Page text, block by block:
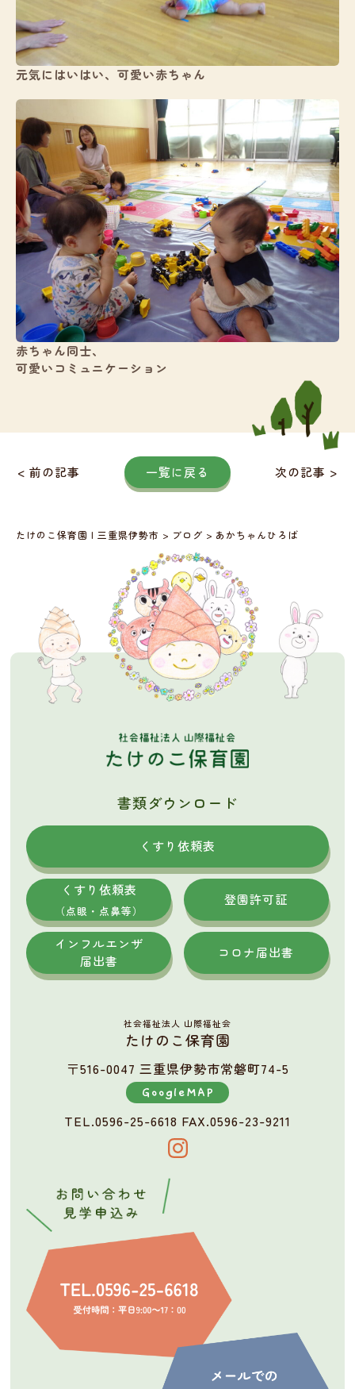
元気にはいはい、可愛い赤ちゃん
赤ちゃん同士、
可愛いコミュニケーション
< 前の記事 一覧に戻る 次の記事 >
たけのこ保育園 | 三重県伊勢市 > ブログ > あかちゃんひろば
書類ダウンロード
くすり依頼表
くすり依頼表
（点眼・点鼻等）
登園許可証
インフルエンザ
届出書
コロナ届出書
社会福祉法人 山際福祉会
たけのこ保育園
〒516-0047 三重県伊勢市常磐町74-5
GoogleMAP
TEL.0596-25-6618 FAX.0596-23-9211